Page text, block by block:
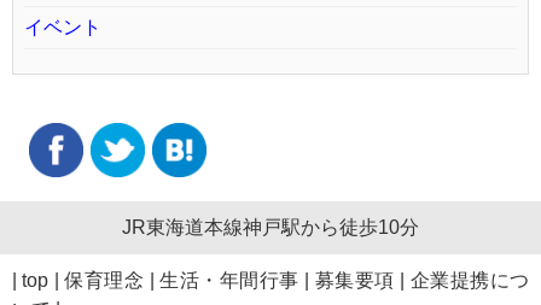
イベント
JR東海道本線神戸駅から徒歩10分
|top |保育理念 |生活・年間行事 募集要項
企業提携につ